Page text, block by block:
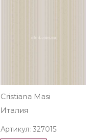
Cristiana Masi
Италия
Артикул: 327015